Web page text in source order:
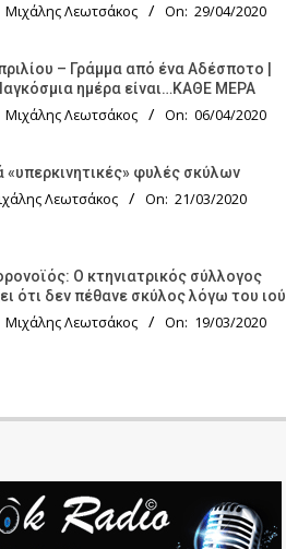
Μιχάλης Λεωτσάκος On: 29/04/2020
– Γράμμα από ένα Αδέσποτο |
ημέρα είναι…ΚΑΘΕ ΜΕΡΑ
Μιχάλης Λεωτσάκος On: 06/04/2020
«υπερκινητικές» φυλές σκύλων
Λεωτσάκος On: 21/03/2020
Ο κτηνιατρικός σύλλογος
ότι δεν πέθανε σκύλος λόγω του ιού
Μιχάλης Λεωτσάκος On: 19/03/2020